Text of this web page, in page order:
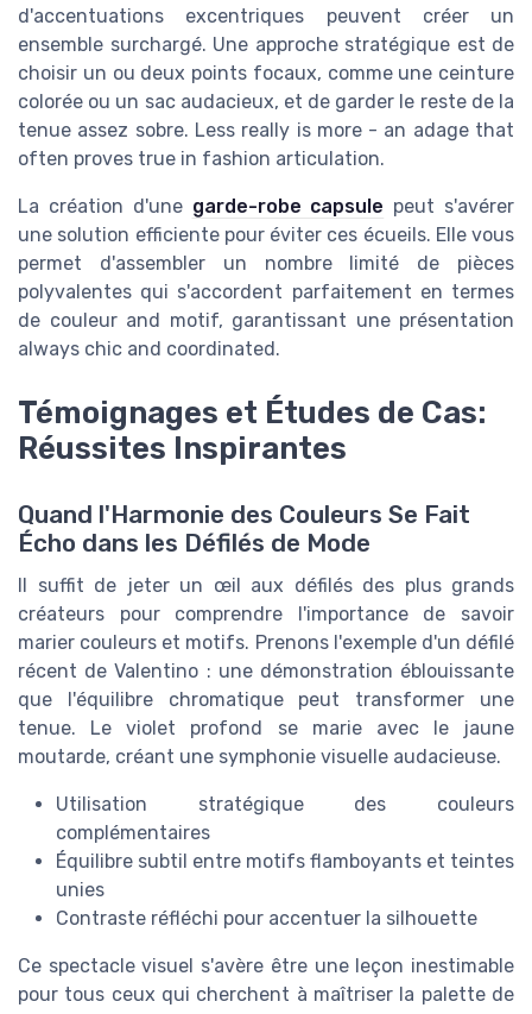
d'accentuations excentriques peuvent créer un
ensemble surchargé. Une approche stratégique est de
choisir un ou deux points focaux, comme une ceinture
colorée ou un sac audacieux, et de garder le reste de la
tenue assez sobre. Less really is more - an adage that
often proves true in fashion articulation.
La création d'une garde-robe capsule peut s'avérer
une solution efficiente pour éviter ces écueils. Elle vous
permet d'assembler un nombre limité de pièces
polyvalentes qui s'accordent parfaitement en termes
de couleur and motif, garantissant une présentation
always chic and coordinated.
Témoignages et Études de Cas:
Réussites Inspirantes
Quand l'Harmonie des Couleurs Se Fait
Écho dans les Défilés de Mode
Il suffit de jeter un œil aux défilés des plus grands
créateurs pour comprendre l'importance de savoir
marier couleurs et motifs. Prenons l'exemple d'un défilé
récent de Valentino : une démonstration éblouissante
que l'équilibre chromatique peut transformer une
tenue. Le violet profond se marie avec le jaune
moutarde, créant une symphonie visuelle audacieuse.
Utilisation stratégique des couleurs
complémentaires
Équilibre subtil entre motifs flamboyants et teintes
unies
Contraste réfléchi pour accentuer la silhouette
Ce spectacle visuel s'avère être une leçon inestimable
pour tous ceux qui cherchent à maîtriser la palette de